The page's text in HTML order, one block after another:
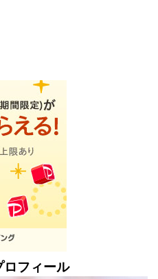
ロフィール